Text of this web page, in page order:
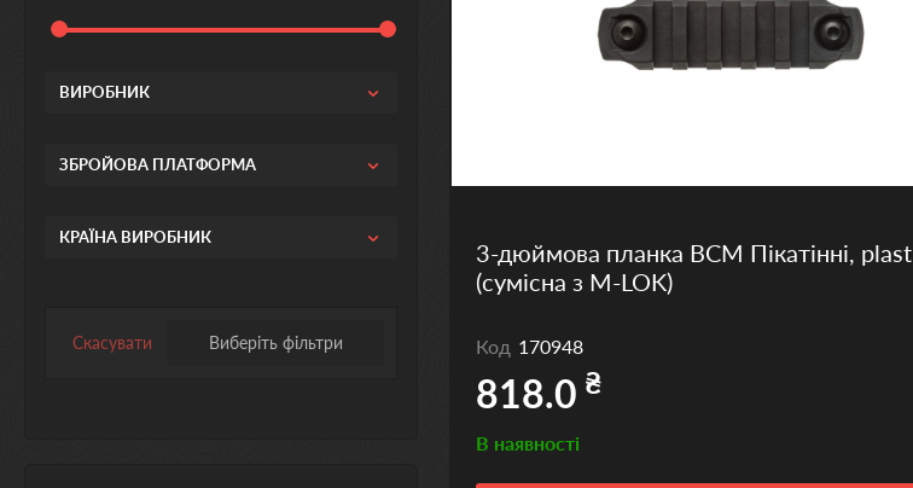
ВИРОБНИК
ЗБРОЙОВА ПЛАТФОРМА
КРАЇНА ВИРОБНИК
Скасувати Виберіть фільтри
3-дюймова планка BCM Пікатінні, plast
(сумісна з M-LOK)
Код 170948
818.0 ₴
В наявності